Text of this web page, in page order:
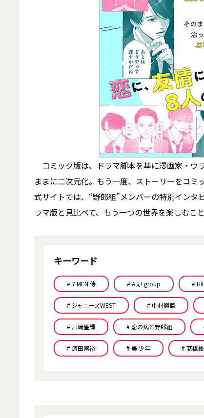
コミック版は、ドラマ脚本を基に漫画家・ウ
ままに二次元化。もう一度、ストーリーをコ
式サイトでは、“野郎組”メンバーの特別インタ
ラマ版と見比べて、もう一つの世界を楽しむこ
キーワード
# 7 MEN 侍 # Aぇ! group #
# ジャニーズWEST # 中村嶺亜
# 川﨑皇輝 # 恋の病と野郎組
# 濵田崇裕 # 美 少年 # 髙橋